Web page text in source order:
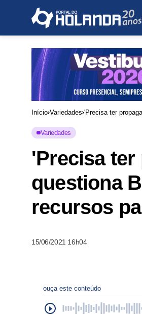
Início Variedades 'Precisa ter
Variedades
'Precisa ter
questiona
recursos
15/06/2021 16h04
ouça este conteúdo